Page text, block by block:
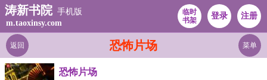
涛新书院 手机版
m.taoxinsy.com
临时
书架
登录 注册
恐怖片场
返回 菜单
恐怖片场